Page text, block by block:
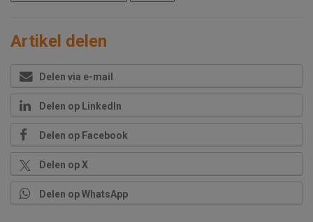
Artikel delen
Delen via e-mail
Delen op LinkedIn
Delen op Facebook
Delen op X
Delen op WhatsApp